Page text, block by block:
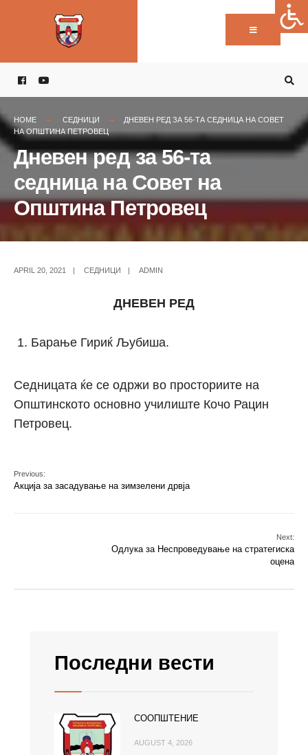
HOME СЕДНИЦИ
ДНЕВЕН РЕД ЗА 56-ТА СЕДНИЦА НА СОВЕТ
НА ОПШТИНА ПЕТРОВЕЦ
Дневен ред за 56-та
седница на Совет на
Општина Петровец
APRIL 20, 2021 СЕДНИЦИ ADMIN
ДНЕВЕН РЕД
Барање Гириќ Љубиша.
Седницата ќе се одржи во просториите на
Општинското основно училиште Кочо Рацин
Петровец.
Previous:
Акција за засадување на зимзелени дрвја
Next:
Одлука за Неспроведување на стратегиска
оцена
Последни вести
СООПШТЕНИЕ
AUGUST 4, 2026